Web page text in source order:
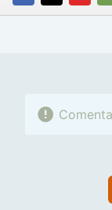
FACEBOOK
TWITTER